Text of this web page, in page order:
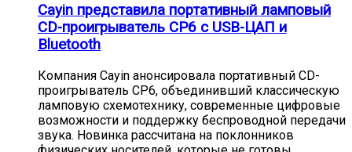
Cayin представила портативный ламповый
CD-проигрыватель CP6 с USB-ЦАП и
Bluetooth
Компания Cayin анонсировала портативный CD-
проигрыватель CP6, объединивший классическую
ламповую схемотехнику, современные цифровые
возможности и поддержку беспроводной передачи
звука. Новинка рассчитана на поклонников